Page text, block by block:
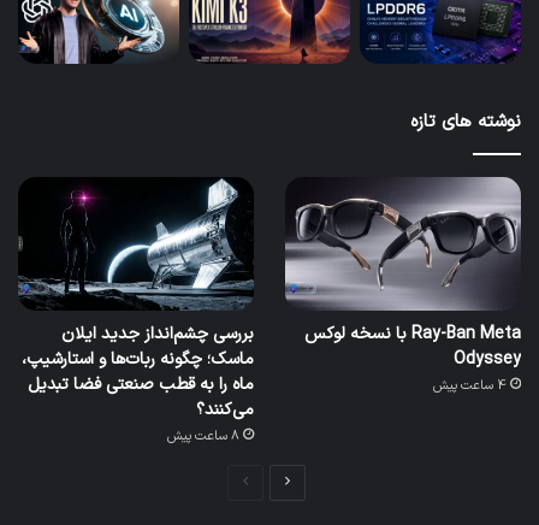
نوشته های تازه
Ray-Ban Meta با نسخه لوکس
Odyssey
4 ساعت پیش
بررسی چشم‌انداز جدید ایلان
ماسک؛ چگونه ربات‌ها و استارشیپ،
ماه را به قطب صنعتی فضا تبدیل
می‌کنند؟
8 ساعت پیش